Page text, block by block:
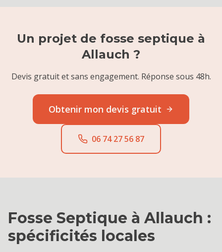
Un projet de fosse septique à
Allauch ?
Devis gratuit et sans engagement. Réponse sous 48h.
Obtenir mon devis gratuit
06 74 27 56 87
Fosse Septique à Allauch :
spécificités locales